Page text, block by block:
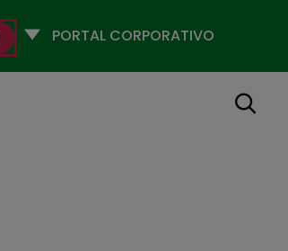
Selecciona
Buscar